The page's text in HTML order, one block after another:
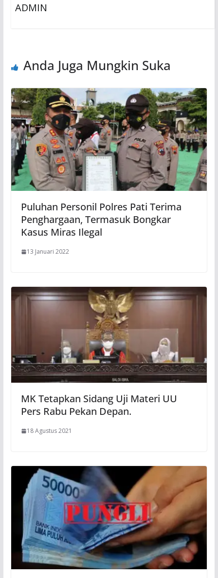
ADMIN
Anda Juga Mungkin Suka
Puluhan Personil Polres Pati Terima
Penghargaan, Termasuk Bongkar
Kasus Miras Ilegal
13 Januari 2022
MK Tetapkan Sidang Uji Materi UU
Pers Rabu Pekan Depan.
18 Agustus 2021